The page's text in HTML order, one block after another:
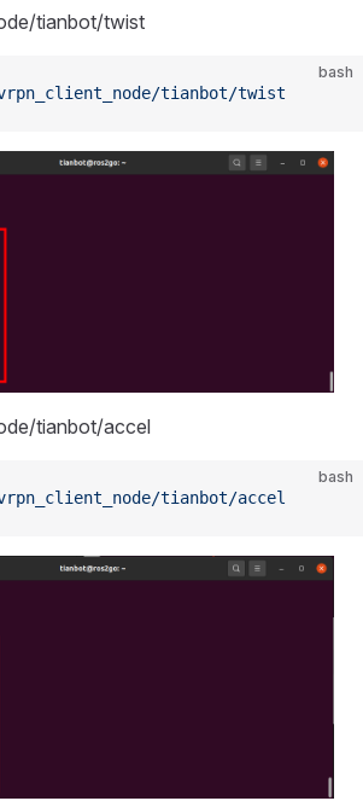
tianbot/twist
bash
tianbot/twist
tianbot/accel
bash
tianbot/accel